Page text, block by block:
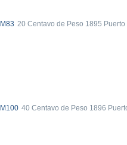
M83 20 Centavo de Peso 1895 Puerto
M100 40 Centavo de Peso 1896